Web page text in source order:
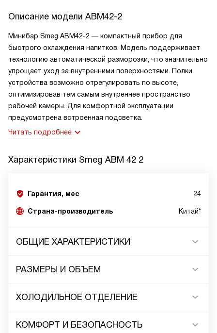
Описание модели ABM42-2
Минибар Smeg ABM42-2 — компактный прибор для
быстрого охлаждения напитков. Модель поддерживает
технологию автоматической разморозки, что значительно
упрощает уход за внутренними поверхностями. Полки
устройства возможно отрегулировать по высоте,
оптимизировав тем самым внутреннее пространство
рабочей камеры. Для комфортной эксплуатации
предусмотрена встроенная подсветка.
Читать подробнее
Характеристики Smeg ABM 42 2
Гарантия, мес 24
Страна-производитель Китай*
ОБЩИЕ ХАРАКТЕРИСТИКИ
РАЗМЕРЫ И ОБЪЕМ
ХОЛОДИЛЬНОЕ ОТДЕЛЕНИЕ
КОМФОРТ И БЕЗОПАСНОСТЬ